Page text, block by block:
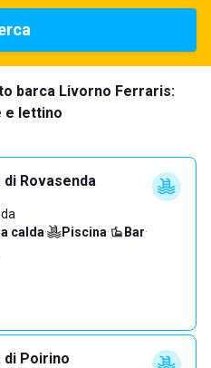
barca Livorno Ferraris:
e lettino
di Rovasenda
calda· Piscina· Bar·
di Poirino